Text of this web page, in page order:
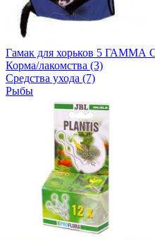
Гамак для хорьков 5 ГАММА
Корма/лакомства (3)
Средства ухода (7)
Рыбы